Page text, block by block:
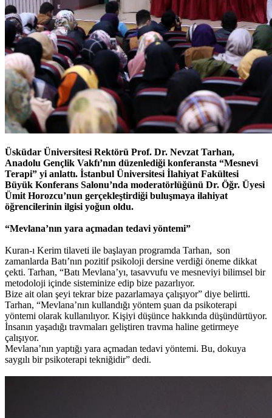
Üsküdar Üniversitesi Rektörü Prof. Dr. Nevzat Tarhan,
Anadolu Gençlik Vakfı’nın düzenlediği konferansta “Mesnevi
Terapi” yi anlattı. İstanbul Üniversitesi İlahiyat Fakültesi
Büyük Konferans Salonu’nda moderatörlüğünü Dr. Öğr. Üyesi
Ümit Horozcu’nun gerçekleştirdiği buluşmaya ilahiyat
öğrencilerinin ilgisi yoğun oldu.
“Mevlana’nın yara açmadan tedavi yöntemi”
Kuran-ı Kerim tilaveti ile başlayan programda Tarhan, son
zamanlarda Batı’nın pozitif psikoloji dersine verdiği öneme dikkat
çekti. Tarhan, “Batı Mevlana’yı, tasavvufu ve mesneviyi bilimsel bir
metodoloji içinde sisteminize edip bize pazarlıyor.
Bize ait olan şeyi tekrar bize pazarlamaya çalışıyor” diye belirtti.
Tarhan, “Mevlana’nın kullandığı yöntem şuan da psikoterapi
yöntemi olarak kullanılıyor. Kişiyi düşünce hakkında düşündürtüyor.
İnsanın yaşadığı travmaları geliştiren travma haline getirmeye
çalışıyor.
Mevlana’nın yaptığı yara açmadan tedavi yöntemi. Bu, dokuya
saygılı bir psikoterapi tekniğidir” dedi.